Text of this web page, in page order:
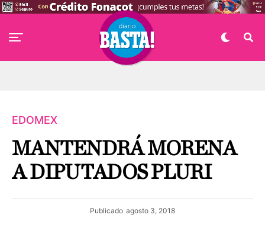
EDOMEX
MANTENDRÁ MORENA
A DIPUTADOS PLURI
Publicado agosto 3, 2018